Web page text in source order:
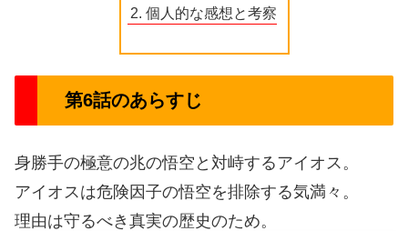
個人的な感想と考察
第6話のあらすじ
身勝手の極意の兆の悟空と対峙するアイオス。
アイオスは危険因子の悟空を排除する気満々。
理由は守るべき真実の歴史のため。